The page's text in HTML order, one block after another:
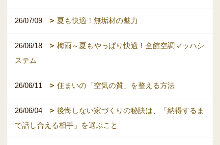
26/07/09 夏も快適！無垢材の魅力
26/06/18
梅雨～夏もやっぱり快適！全館空調マッハシ
ステム
26/06/11 住まいの「空気の質」を整える方法
26/06/04
後悔しない家づくりの秘訣は、「納得するま
で話し合える相手」を選ぶこと